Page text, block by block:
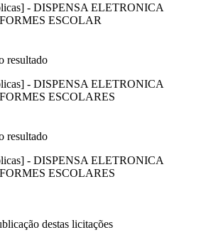
- DISPENSA ELETRONICA
ESCOLAR
resultado
- DISPENSA ELETRONICA
ESCOLARES
resultado
- DISPENSA ELETRONICA
ESCOLARES
destas licitações